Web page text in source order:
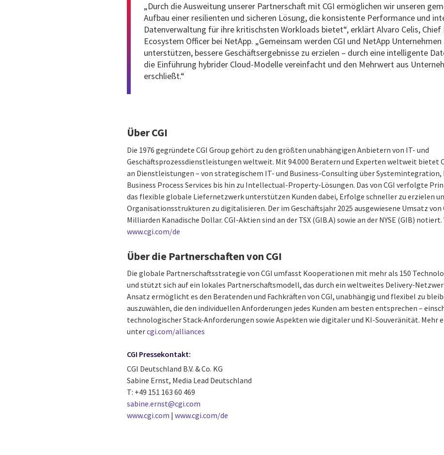
„Durch die Ausweitung unserer Partnerschaft mit CGI ermöglichen wir unseren
Aufbau einer resilienten und sicheren Lösung, die konsistente Performance und
Datenverwaltung für ihre kritischsten Workloads bietet“, erklärt Alvaro Celis, Chief
Ecosystem Officer bei NetApp. „Gemeinsam werden CGI und NetApp
unterstützen, bessere Geschäftsergebnisse zu erzielen – durch eine intelligente
die Einführung hybrider Cloud-Modelle vereinfacht und den Mehrwert aus
erschließt.“
Über CGI
Die 1976 gegründete CGI Group gehört zu den größten unabhängigen Anbietern von IT- und
Geschäftsprozessdienstleistungen weltweit. Mit 94.000 Beratern und Experten weltweit bietet
an Dienstleistungen – von strategischem IT- und Business-Consulting über Systemintegration,
Business Process Services bis hin zu Intellectual-Property-Lösungen. Das von CGI verfolgte
das flexible globale Liefernetzwerk unterstützen Kunden dabei, Erfolge schneller zu erzielen
Organisationsstrukturen zu digitalisieren. Der im Geschäftsjahr 2025 ausgewiesene Umsatz von
Milliarden Kanadische Dollar. CGI-Aktien sind an der TSX (GIB.A) sowie an der NYSE (GIB)
www.cgi.com/de
Über die Partnerschaften von CGI
Die globale Partnerschaftsstrategie von CGI umfasst Kooperationen mit mehr als 150
und stützt sich auf ein lokales Partnerschaftsmodell, das durch ein weltweites Delivery-
Ansatz ermöglicht es den Beratenden und Fachkräften von CGI, unabhängig und flexibel zu
auszuwählen, die den individuellen Anforderungen jedes Kunden am besten entsprechen –
technologischer Stack-Anforderungen sowie Aspekten wie digitaler und KI-Souveränität. Mehr
untercgi.com/alliances
CGI Pressekontakt:
CGI Deutschland B.V. & Co. KG
Sabine Ernst, Media Lead Deutschland
T: +49 151 163 60 469
sabine.ernst@cgi.com
www.cgi.com |www.cgi.com/de